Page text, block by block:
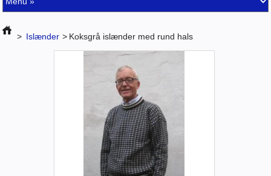
> Islænder > Koksgrå islænder med rund hals